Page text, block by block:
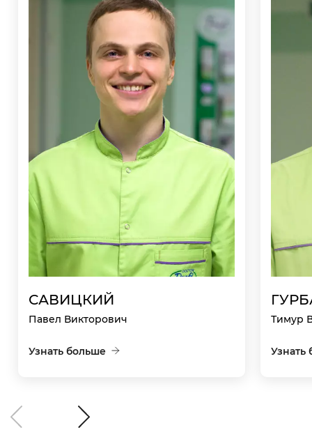
САВИЦКИЙ
Павел Викторович
Узнать больше
Тимур
Узнать